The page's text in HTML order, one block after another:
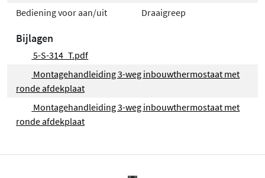
Bediening voor aan/uit Draaigreep
Bijlagen
5-S-314_T.pdf
Montagehandleiding 3-weg inbouwthermostaat met
ronde afdekplaat
Montagehandleiding 3-weg inbouwthermostaat met
ronde afdekplaat